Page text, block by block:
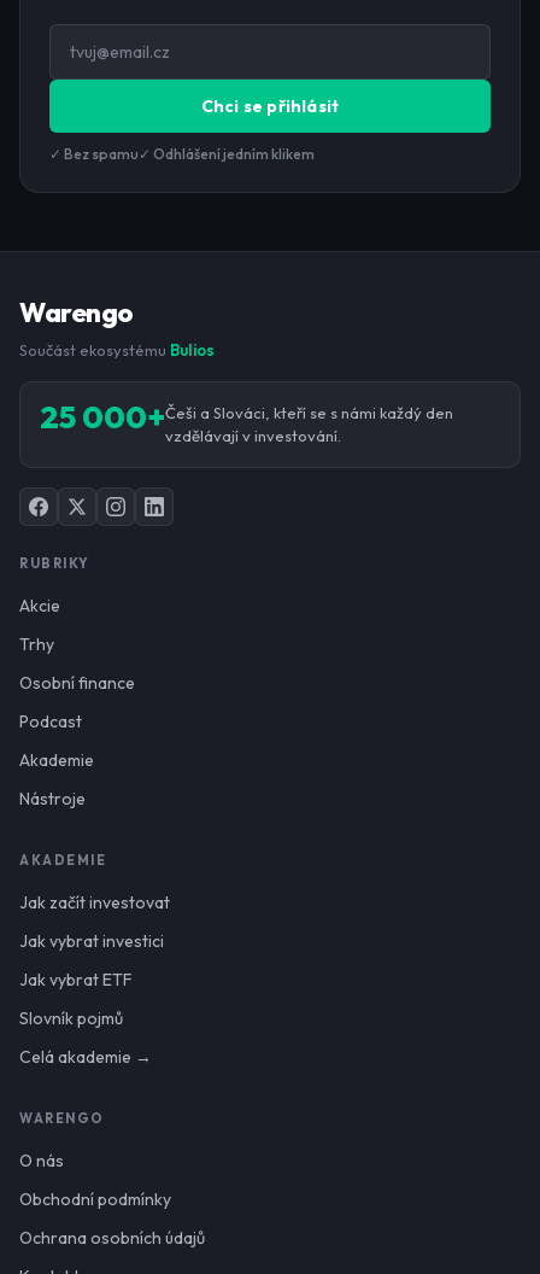
Chci se přihlásit
✓ Bez spamu ✓ Odhlášení jedním klikem
Warengo
Součást ekosystému Bulios
25 000+Češi a Slováci, kteří se s námi každý den
vzdělávají v investování.
RUBRIKY
Akcie
Trhy
Osobní finance
Podcast
Akademie
Nástroje
AKADEMIE
Jak začít investovat
Jak vybrat investici
Jak vybrat ETF
Slovník pojmů
Celá akademie →
WARENGO
O nás
Obchodní podmínky
Ochrana osobních údajů